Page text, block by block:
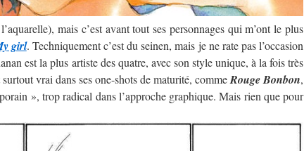
mais c’est avant tout ses personnages qui m’ont le plus
girl. Techniquement c’est du seinen, mais je ne rate pas l’occasion
est la plus artiste des quatre, avec son style unique, à la fois très
vrai dans ses one-shots de maturité, commeRouge Bonbon,
», trop radical dans l’approche graphique. Mais rien que pour